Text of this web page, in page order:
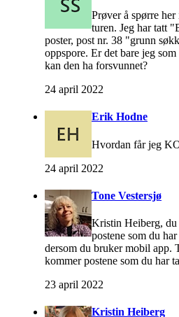
Prøver å spørre
turen. Jeg har tatt
poster, post nr. 38 "grunn
oppspore. Er det bare jeg
kan den ha forsvunnet?
24 april 2022
Erik Hodne
Hvordan får jeg
24 april 2022
Tone Vestersjø
Kristin Heiberg,
postene som du
dersom du bruker mobil app.
kommer postene som du har
23 april 2022
Kristin Heiberg